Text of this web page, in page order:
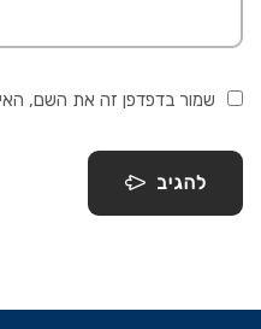
שמור בדפדפן זה את השם,
להגיב